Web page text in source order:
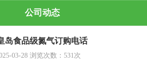
公司动态
岛食品级氮气订购电话
03-28浏览次数： 531次